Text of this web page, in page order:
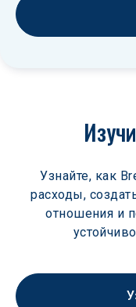
Узнайте, как
расходы,
отношения и